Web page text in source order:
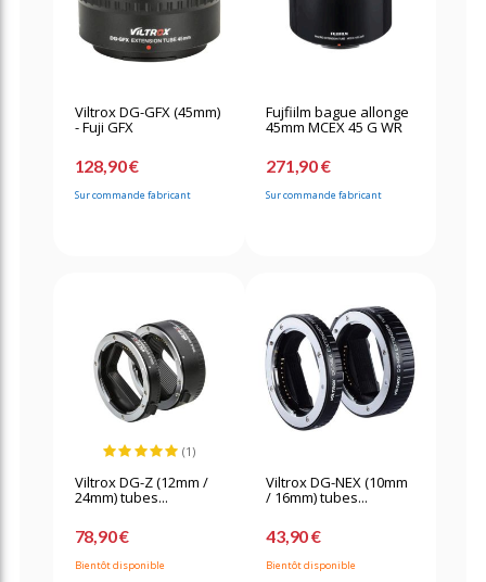
Viltrox DG-GFX (45mm)
- Fuji GFX
128,90 €
Sur commande fabricant
Fujfiilm bague allonge
45mm MCEX 45 G WR
271,90 €
Sur commande fabricant
(1)
Viltrox DG-Z (12mm /
24mm) tubes...
78,90 €
Bientôt disponible
Viltrox DG-NEX (10mm
/ 16mm) tubes...
43,90 €
Bientôt disponible